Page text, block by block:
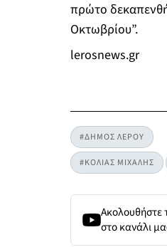
πρώτο
Οκτωβρίου”.
lerosnews.gr
#ΔΗΜΟΣ ΛΕΡΟΥ
#ΚΟΛΙΑΣ ΜΙΧΑΛΗΣ
Ακολουθήστε
στο κανάλι